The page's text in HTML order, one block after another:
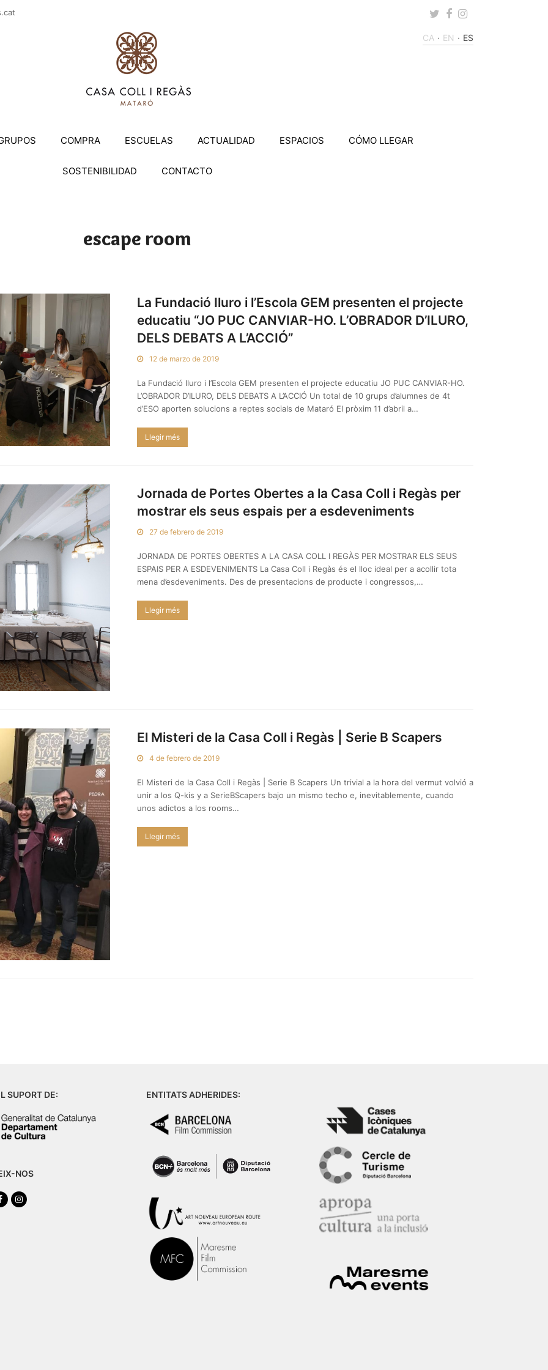
Twitter
Facebook
Instagram
CA EN ES
COMPRA ESCUELAS ACTUALIDAD ESPACIOS CÓMO LLEGAR
SOSTENIBILIDAD CONTACTO
escape room
La Fundació Iluro i l’Escola GEM presenten el projecte
educatiu “JO PUC CANVIAR-HO. L’OBRADOR D’ILURO,
DELS DEBATS A L’ACCIÓ”
12 de marzo de 2019
La Fundació Iluro i l’Escola GEM presenten el projecte educatiu JO PUC CANVIAR-HO.
L’OBRADOR D’ILURO, DELS DEBATS A L’ACCIÓ Un total de 10 grups d’alumnes de 4t
d’ESO aporten solucions a reptes socials de Mataró El pròxim 11 d’abril a…
Llegir més
Jornada de Portes Obertes a la Casa Coll i Regàs per
mostrar els seus espais per a esdeveniments
27 de febrero de 2019
JORNADA DE PORTES OBERTES A LA CASA COLL I REGÀS PER MOSTRAR ELS SEUS
ESPAIS PER A ESDEVENIMENTS La Casa Coll i Regàs és el lloc ideal per a acollir tota
mena d’esdeveniments. Des de presentacions de producte i congressos,…
Llegir més
El Misteri de la Casa Coll i Regàs | Serie B Scapers
4 de febrero de 2019
El Misteri de la Casa Coll i Regàs | Serie B Scapers Un trivial a la hora del vermut volvió a
unir a los Q-kis y a SerieBScapers bajo un mismo techo e, inevitablemente, cuando
unos adictos a los rooms…
Llegir més
SUPORT DE:
NOS
FacebookInstagram
ENTITATS ADHERIDES: